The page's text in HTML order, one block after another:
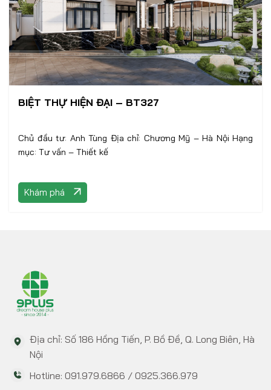
BIỆT THỰ HIỆN ĐẠI – BT327
Chủ đầu tư: Anh Tùng Địa chỉ: Chương Mỹ – Hà Nội Hạng
mục: Tư vấn – Thiết kế
Khám phá
Địa chỉ: Số 186 Hồng Tiến, P. Bồ Đề, Q. Long Biên, Hà
Nội
Hotline: 091.979.6866 / 0925.366.979